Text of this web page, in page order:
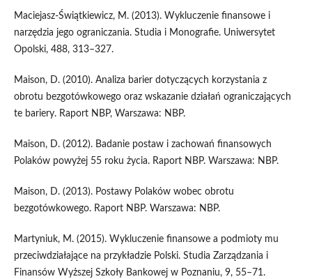
Maciejasz-Świątkiewicz, M. (2013). Wykluczenie finansowe i
narzędzia jego ograniczania. Studia i Monografie. Uniwersytet
Opolski, 488, 313–327.
Maison, D. (2010). Analiza barier dotyczących korzystania z
obrotu bezgotówkowego oraz wskazanie działań ograniczających
te bariery. Raport NBP, Warszawa: NBP.
Maison, D. (2012). Badanie postaw i zachowań finansowych
Polaków powyżej 55 roku życia. Raport NBP. Warszawa: NBP.
Maison, D. (2013). Postawy Polaków wobec obrotu
bezgotówkowego. Raport NBP. Warszawa: NBP.
Martyniuk, M. (2015). Wykluczenie finansowe a podmioty mu
przeciwdziałające na przykładzie Polski. Studia Zarządzania i
Finansów Wyższej Szkoły Bankowej w Poznaniu, 9, 55–71.